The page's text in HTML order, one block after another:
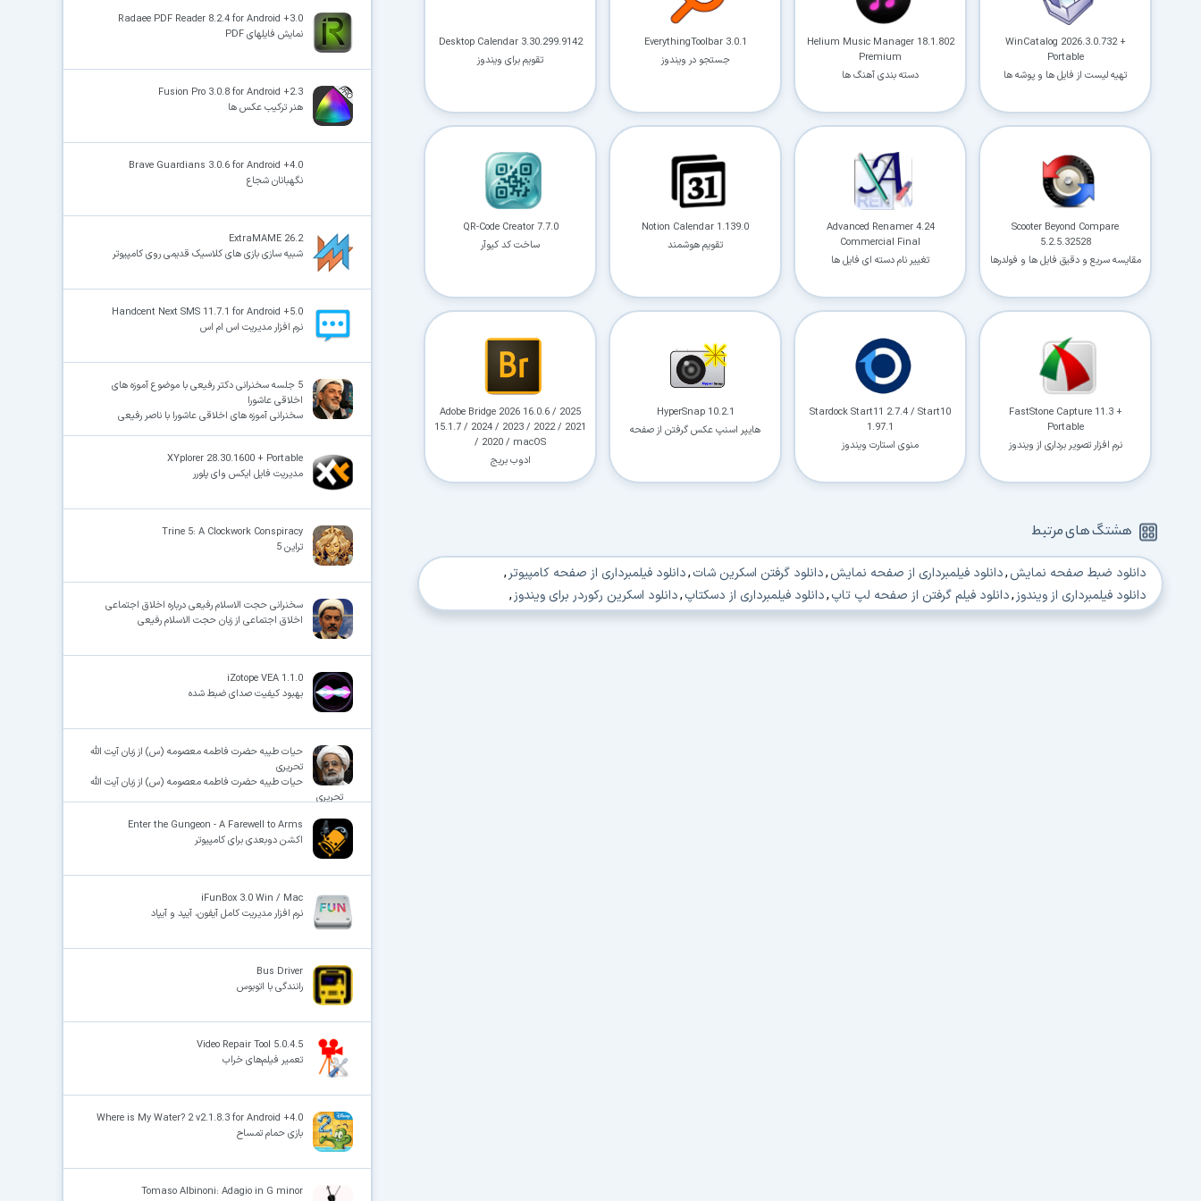
WinCatalog 2026.3.0.732 +
Portable
تهیه لیست از فایل ها و پوشه ها
Helium Music Manager 18.1.802
Premium
دسته بندی آهنگ ها
EverythingToolbar 3.0.1
جستجو در ویندوز
Desktop Calendar 3.30.299.9142
تقویم برای ویندوز
Scooter Beyond Compare
5.2.5.32528
مقایسه سریع و دقیق فایل ها و فولدرها
Advanced Renamer 4.24
Commercial Final
تغییر نام دسته ای فایل ها
Notion Calendar 1.139.0
تقویم هوشمند
QR-Code Creator 7.7.0
ساخت کد کیوآر
FastStone Capture 11.3 +
Portable
نرم افزار تصویر برداری از ویندوز
Stardock Start11 2.7.4 / Start10
1.97.1
منوی استارت ویندوز
HyperSnap 10.2.1
هایپر اسنپ عکس گرفتن از صفحه
Adobe Bridge 2026 16.0.6 / 2025
15.1.7 / 2024 / 2023 / 2022 / 2021
/ 2020 / macOS
ادوب بریج
هشتگ های مرتبط
دانلود ضبط صفحه نمایش,دانلود فیلمبرداری از صفحه نمایش,دانلود گرفتن اسکرین شات,دانلود فیلمبرداری از صفحه کامپیوتر ,
دانلود فیلمبرداری از ویندوز,دانلود فیلم گرفتن از صفحه لپ تاپ,دانلود فیلمبرداری از دسکتاپ,دانلود اسکرین رکوردر برای ویندوز,
دانلود عکس برداری از صفحه نمایش,دانلود ضبط ویدئو از مانیتور,دانلود فیلم گرفتن از صفحه کامپیوتر,دانلود تصویربرداری از مانیتور,
دانلود فوری و بی‌معطلی: حذف کامل صف و زمان انتظار برای تمام فایل‌ها
✓ حداکثر سرعت پهنای باند: استفاده از تمام سرعت اینترنت با ۳۲ کانکشن
ثبات دانلود (Resume): ادامه دانلود پس از قطع اینترنت و دانلود موازی چند فایل
آرشیو کامل نسخه‌ها:دسترسی به تمام نسخه‌های قدیمی نرم‌افزارها
⚡ ارتقا به حساب VIP و دانلود فوری
فقط کمتر از روزی ۱,۰۰۰ تومان
قبلاً عضو شدم — ورود به حساب کاربری
Radaee PDF Reader 8.2.4 for Android +3.0
نمایش فایلهای PDF
Fusion Pro 3.0.8 for Android +2.3
هنر ترکیب عکس ها
Brave Guardians 3.0.6 for Android +4.0
نگهبانان شجاع
ExtraMAME 26.2
شبیه سازی بازی های کلاسیک قدیمی روی کامپیوتر
Handcent Next SMS 11.7.1 for Android +5.0
نرم افزار مدیریت اس ام اس
5 جلسه سخنرانی دکتر رفیعی با موضوع آموزه های
اخلاقی عاشورا
سخنرانی آموزه های اخلاقی عاشورا با ناصر رفیعی
XYplorer 28.30.1600 + Portable
مدیریت فایل ایکس وای پلورر
Trine 5: A Clockwork Conspiracy
تراین 5
سخنرانی حجت الاسلام رفیعی درباره اخلاق اجتماعی
اخلاق اجتماعی از زبان حجت الاسلام رفیعی
iZotope VEA 1.1.0
بهبود کیفیت صدای ضبط شده
حیات طیبه حضرت فاطمه معصومه (س) از زبان آیت الله
تحریری
حیات طیبه حضرت فاطمه معصومه (س) از زبان آیت الله
تحریری
Enter the Gungeon - A Farewell to Arms
اکشن دوبعدی برای کامپیوتر
iFunBox 3.0 Win / Mac
نرم افزار مدیریت کامل آیفون، آیپد و آیپاد
Bus Driver
رانندگی با اتوبوس
Video Repair Tool 5.0.4.5
تعمیر فیلم‌های خراب
Where is My Water? 2 v2.1.8.3 for Android +4.0
بازی حمام تمساح
Tomaso Albinoni: Adagio in G minor